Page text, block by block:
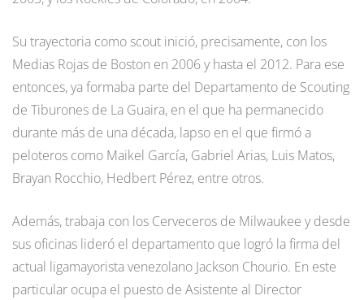
Su trayectoria como scout inició, precisamente, con los
Medias Rojas de Boston en 2006 y hasta el 2012. Para ese
entonces, ya formaba parte del Departamento de Scouting
de Tiburones de La Guaira, en el que ha permanecido
durante más de una década, lapso en el que firmó a
peloteros como Maikel García, Gabriel Arias, Luis Matos,
Brayan Rocchio, Hedbert Pérez, entre otros.
Además, trabaja con los Cerveceros de Milwaukee y desde
sus oficinas lideró el departamento que logró la firma del
actual ligamayorista venezolano Jackson Chourio. En este
particular ocupa el puesto de Asistente al Director